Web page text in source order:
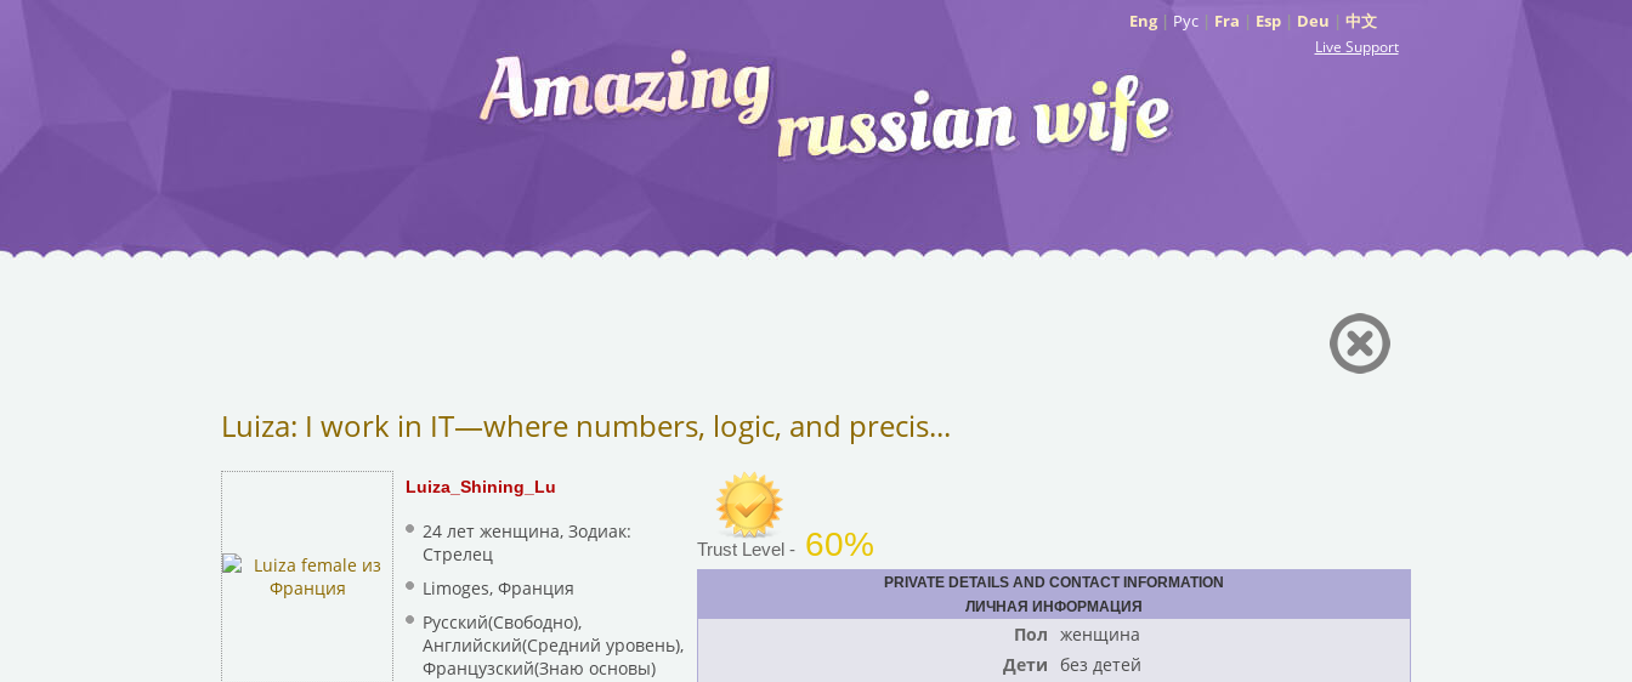
Eng| Рус | Fra | Esp | Deu | 中文
Live Support
Luiza: I work in IT—where numbers, logic, and precis...
Luiza_Shining_Lu
24 лет женщина, Зодиак:
Стрелец
Limoges, Франция
Русский(Свободно),
Английский(Средний уровень),
Французский(Знаю основы)
Trust Level - 60%
PRIVATE DETAILS AND CONTACT INFORMATION
ЛИЧНАЯ ИНФОРМАЦИЯ
Пол женщина
Дети без детей